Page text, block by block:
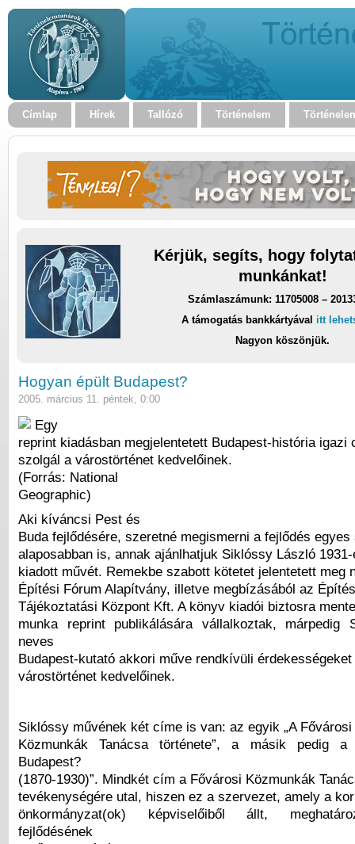
Címlap Hírek Tallózó Történelem
Kérjük, segíts, hogy
munkánkat!
Számlaszámunk: 11705008 –
A támogatás bankkártyával itt
Nagyon köszönjük.
Hogyan épült Budapest?
2005. március 11. péntek, 0:00
Egy
reprint kiadásban megjelentetett Budapest-história igazi
szolgál a várostörténet kedvelőinek.
(Forrás: National
Geographic)
Aki kíváncsi Pest és
Buda fejlődésére, szeretné megismerni a fejlődés
alaposabban is, annak ajánlhatjuk Siklóssy László
kiadott művét. Remekbe szabott kötetet jelentetett meg
Építési Fórum Alapítvány, illetve megbízásából az
Tájékoztatási Központ Kft. A könyv kiadói biztosra
munka reprint publikálására vállalkoztak, márpedig
neves
Budapest-kutató akkori műve rendkívüli
várostörténet kedvelőinek.
Siklóssy művének két címe is van: az egyik „A Fővárosi
Közmunkák Tanácsa története”, a másik pedig a
Budapest?
(1870-1930)”. Mindkét cím a Fővárosi Közmunkák
tevékenységére utal, hiszen ez a szervezet, amely a
önkormányzat(ok) képviselőiből állt,
fejlődésének